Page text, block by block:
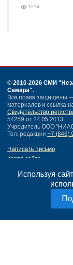
Используя
1214
© 2010-2026 СМИ
Самара".
Все права защищены
материалов и ссылка
Свидетельство
54259 от 24.05.2013.
Учредитель ООО
Тел. редакции +7 (846)
Написать письмо
Карта сайта
Политика
Согласие на